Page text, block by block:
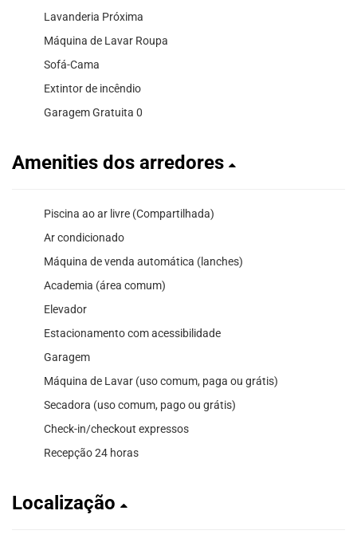
Lavanderia Próxima
Máquina de Lavar Roupa
Sofá-Cama
Extintor de incêndio
Garagem Gratuita 0
Amenities dos arredores
Piscina ao ar livre (Compartilhada)
Ar condicionado
Máquina de venda automática (lanches)
Academia (área comum)
Elevador
Estacionamento com acessibilidade
Garagem
Máquina de Lavar (uso comum, paga ou grátis)
Secadora (uso comum, pago ou grátis)
Check-in/checkout expressos
Recepção 24 horas
Localização